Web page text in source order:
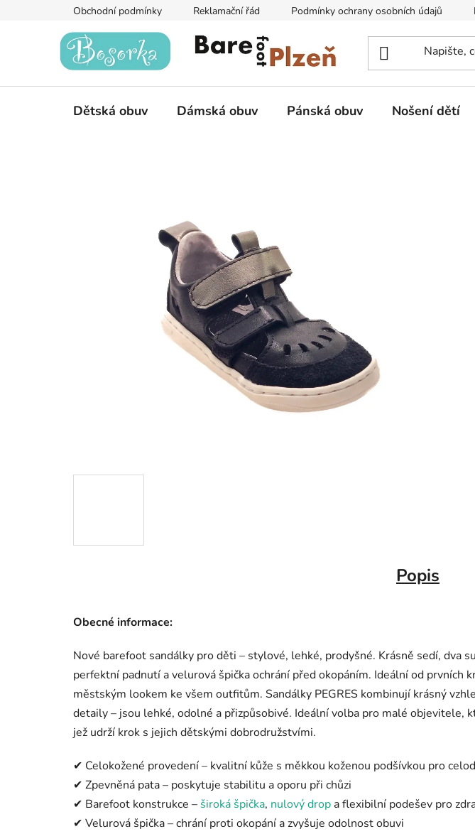
Obchodní podmínky Reklamační řád Podmínky ochrany osobních údajů
Dětská obuv Dámská obuv Pánská obuv Nošení dětí
Popis
Obecné informace:
Nové barefoot sandálky pro děti – stylové, lehké, prodyšné. Krásně sedí, dva
perfektní padnutí a velurová špička ochrání před okopáním. Ideální od prvních
městským lookem ke všem outfitům. Sandálky PEGRES kombinují krásný
detaily – jsou lehké, odolné a přizpůsobivé. Ideální volba pro malé objevitele,
jež udrží krok s jejich dětskými dobrodružstvími.
✔ Celokožené provedení – kvalitní kůže s měkkou koženou podšívkou pro
✔ Zpevněná pata – poskytuje stabilitu a oporu při chůzi
✔ Barefoot konstrukce – široká špička, nulový drop a flexibilní podešev pro
✔ Velurová špička – chrání proti okopání a zvyšuje odolnost obuvi